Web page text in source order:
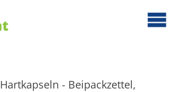
- Beipackzettel,